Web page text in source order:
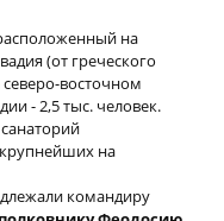
на
(от греческого
восточном
- 2,5 тыс. человек.
на
командиру